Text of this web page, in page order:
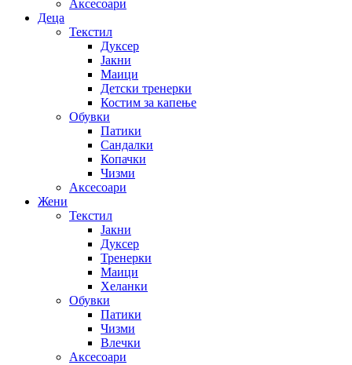
Аксесоари
Деца
Текстил
Дуксер
Јакни
Маици
Детски тренерки
Костим за капење
Обувки
Патики
Сандалки
Копачки
Чизми
Аксесоари
Жени
Текстил
Јакни
Дуксер
Тренерки
Маици
Хеланки
Обувки
Патики
Чизми
Влечки
Аксесоари